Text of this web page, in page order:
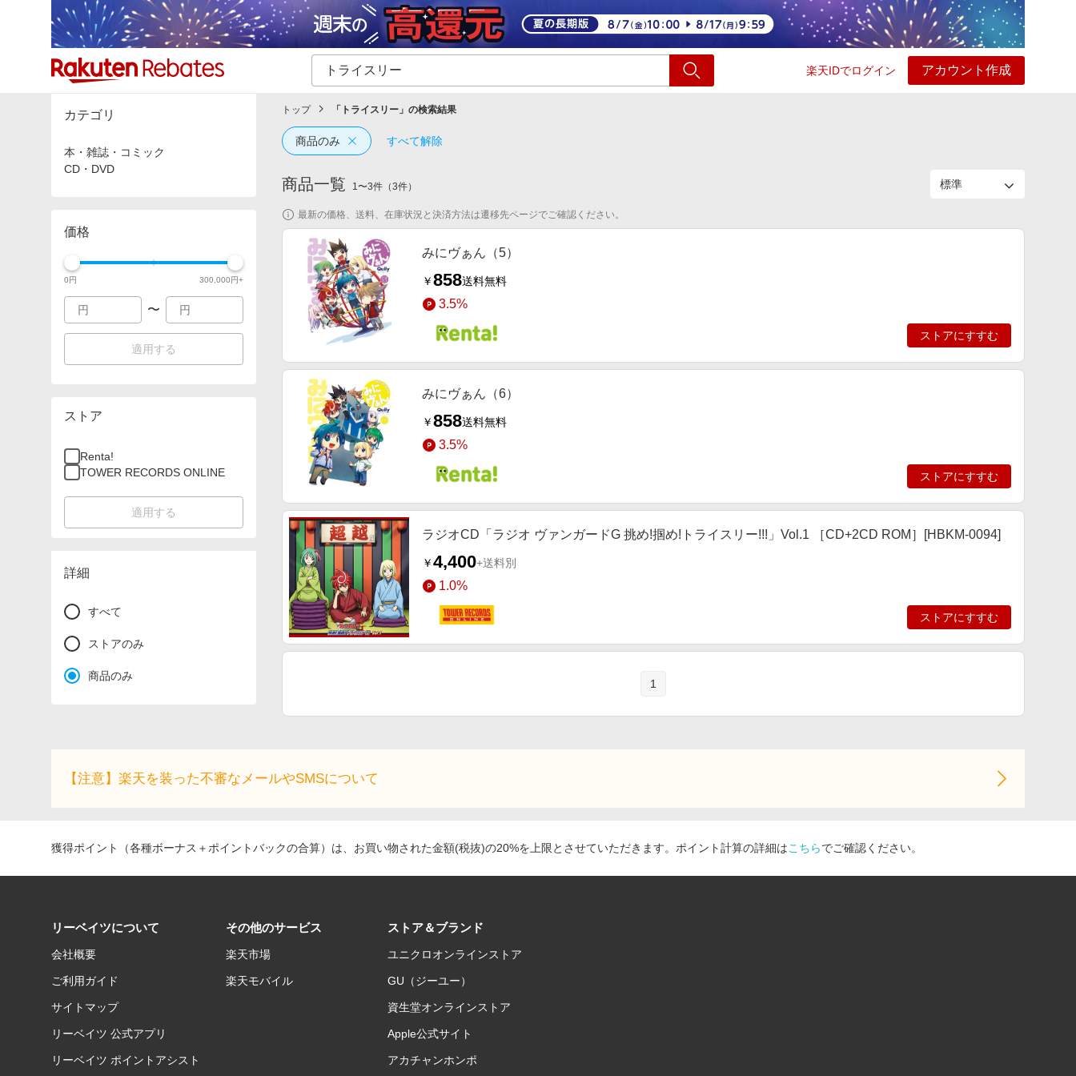
楽天IDでログイン アカウント作成
カテゴリー一覧 イベント一覧 ショッピング
カテゴリ
本・雑誌・コミック
CD・DVD
価格
0円 300,000円+
〜
適用する
ストア
Renta!
TOWER RECORDS ONLINE
適用する
詳細
すべて
ストアのみ
商品のみ
トップ 「 トライスリー 」の検索結果
商品のみ すべて解除
商品一覧 1〜3件 （3件）
最新の価格、送料、在庫状況と決済方法は遷移先ページでご確認ください。
みにヴぁん（5）
￥858送料無料
3.5%
ストアにすすむ
みにヴぁん（6）
￥858送料無料
3.5%
ストアにすすむ
ラジオCD「ラジオ ヴァンガードG 挑め!掴め!トライスリー!!!」Vol.1 ［CD+2CD ROM］[HBKM-0094]
￥4,400+送料別
1.0%
ストアにすすむ
1
【注意】楽天を装った不審なメールやSMSについて
獲得ポイント（各種ボーナス＋ポイントバックの合算）は、お買い物された金額(税抜)の20%を上限とさせていただきます。ポイント計算の詳細はこちらでご確認ください。
リーベイツについて
会社概要
ご利用ガイド
サイトマップ
リーベイツ 公式アプリ
リーベイツ ポイントアシスト
その他のサービス
楽天市場
楽天モバイル
ストア＆ブランド
ユニクロオンラインストア
GU（ジーユー）
資生堂オンラインストア
Apple公式サイト
アカチャンホンポ